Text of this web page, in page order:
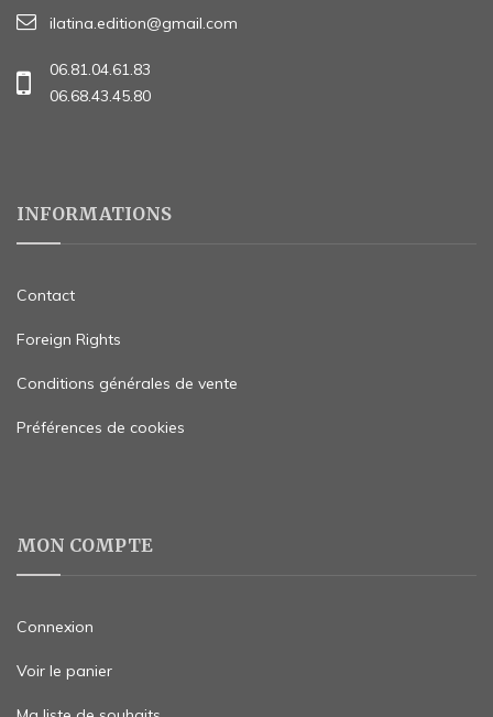
ilatina.edition@gmail.com
06.81.04.61.83
06.68.43.45.80
INFORMATIONS
Contact
Foreign Rights
Conditions générales de vente
Préférences de cookies
MON COMPTE
Connexion
Voir le panier